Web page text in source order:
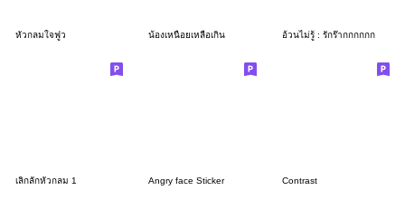
หัวกลมใจฟูว น้องเหนื่อยเหลือเกิน อ้วนไม่รู้ : รักร๊ากกกกกก
เลิ่กลั่กหัวกลม 1 Angry face Sticker Contrast